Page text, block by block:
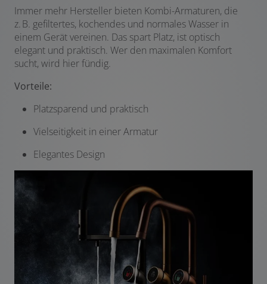
Immer mehr Hersteller bieten Kombi-Armaturen, die
z. B. gefiltertes, kochendes und normales Wasser in
einem Gerät vereinen. Das spart Platz, ist optisch
elegant und praktisch. Wer den maximalen Komfort
sucht, wird hier fündig.
Vorteile:
Platzsparend und praktisch
Vielseitigkeit in einer Armatur
Elegantes Design